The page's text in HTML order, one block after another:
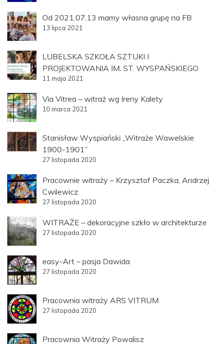
Od 2021.07.13 mamy własna grupę na FB
13 lipca 2021
LUBELSKA SZKOŁA SZTUKI I
PROJEKTOWANIA IM. ST. WYSPAŃSKIEGO
11 maja 2021
Via Vitrea – witraż wg Ireny Kalety
10 marca 2021
Stanisław Wyspiański „Witraże Wawelskie
1900-1901”
27 listopada 2020
Pracownie witraży – Krzysztof Paczka, Andrzej
Cwilewicz
27 listopada 2020
WITRAŻE – dekoracyjne szkło w architekturze
27 listopada 2020
easy-Art – pasja Dawida
27 listopada 2020
Pracownia witraży ARS VITRUM
27 listopada 2020
Pracownia Witraży Powalisz